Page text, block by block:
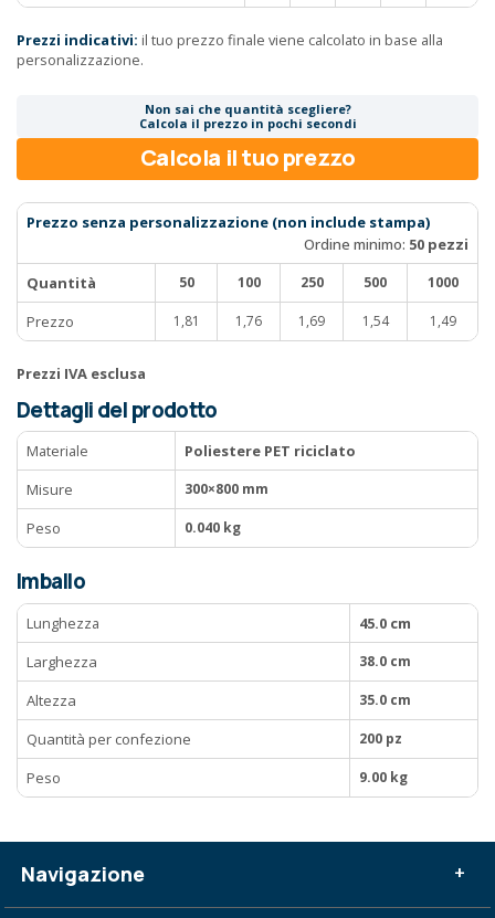
Prezzi indicativi: il tuo prezzo finale viene calcolato in base alla
personalizzazione.
Non sai che quantità scegliere?
Calcola il prezzo in pochi secondi
Calcola il tuo prezzo
Prezzo senza personalizzazione (non include stampa)
Ordine minimo: 50 pezzi
Quantità
50 100 250 500 1000
Prezzo 1,81 1,76 1,69 1,54 1,49
Prezzi IVA esclusa
Dettagli del prodotto
Materiale
Poliestere PET riciclato
Misure
300×800 mm
Peso 0.040 kg
Imballo
Lunghezza
45.0 cm
Larghezza
38.0 cm
Altezza 35.0 cm
Quantità per confezione 200 pz
Peso 9.00 kg
Navigazione +